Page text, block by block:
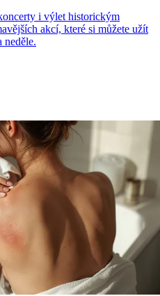
i výlet historickým
akcí, které si můžete užít
neděle.